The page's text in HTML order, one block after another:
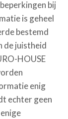
bij
is geheel
bestemd
de juistheid
HOUSE
enig
echter geen